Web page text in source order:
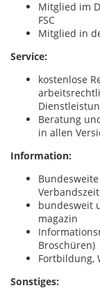
Mitglied im
FSC
Mitglied in
Service:
kostenlose
Beratung
in allen
Information:
bundesweit
magazin
Broschüren)
Fortbildung,
Sonstiges: